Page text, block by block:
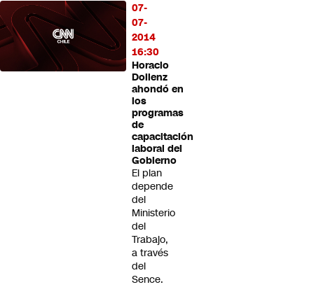
07-
07-
2014
16:30
Horacio
Dollenz
ahondó en
los
programas
de
capacitación
laboral del
Gobierno
El plan
depende
del
Ministerio
del
Trabajo,
a través
del
Sence.